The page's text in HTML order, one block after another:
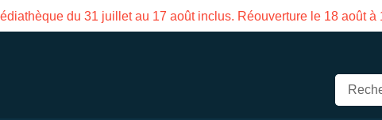
du 31 juillet au 17 août inclus. Réouverture le 18 août à